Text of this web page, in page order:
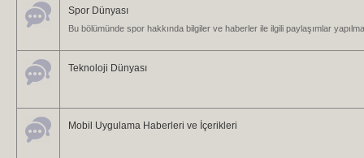
Spor Dünyası
Bu bölümünde spor hakkında bilgiler ve haberler ile ilgili paylaşımlar
Teknoloji Dünyası
Mobil Uygulama Haberleri ve İçerikleri